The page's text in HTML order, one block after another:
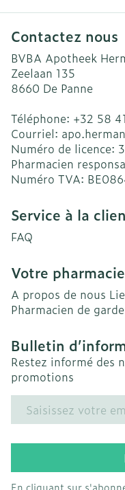
Contactez nous
BVBA Apotheek
Zeelaan 135
8660 De Panne
Téléphone: +32 58
Courriel:
Numéro de licence:
Pharmacien
Numéro TVA:
Service à la
FAQ
Votre pharmacie
A propos de nous
Pharmacien de garde
Bulletin
Restez informé des
promotions
Adresse mail
En cliquant sur